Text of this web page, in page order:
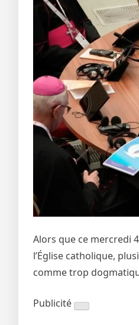
Alors que ce mercredi
l’Église catholique,
comme trop
Publicité